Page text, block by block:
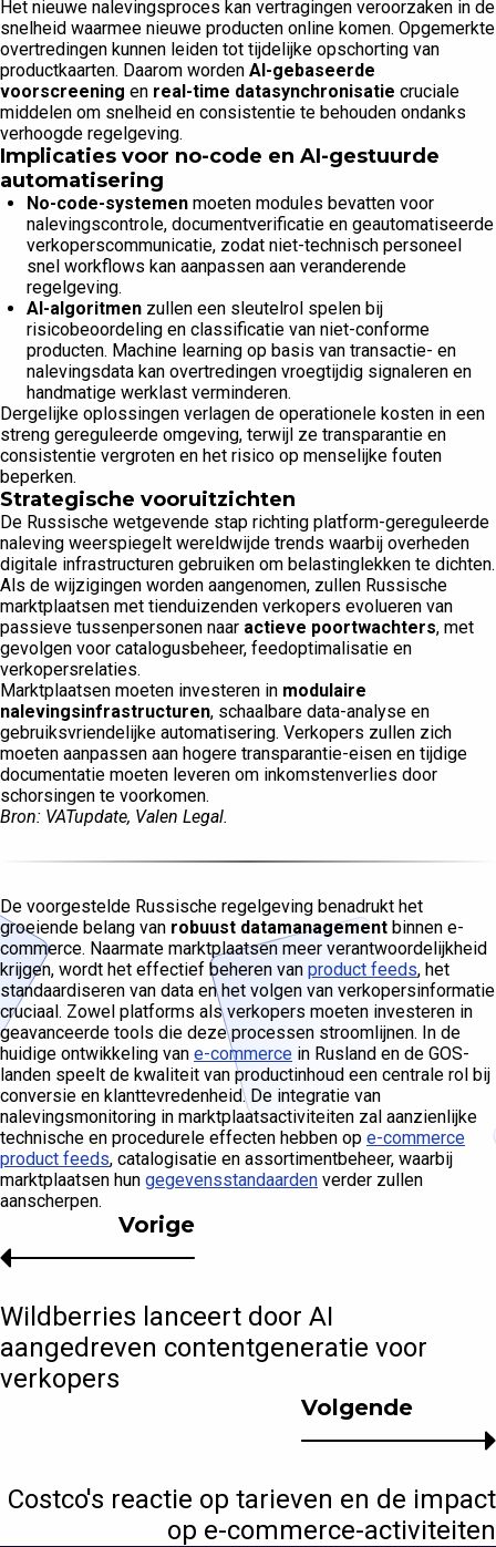
Het nieuwe nalevingsproces kan vertragingen veroorzaken in de
snelheid waarmee nieuwe producten online komen. Opgemerkte
overtredingen kunnen leiden tot tijdelijke opschorting van
productkaarten. Daarom worden AI-gebaseerde
voorscreening en real-time datasynchronisatie cruciale
middelen om snelheid en consistentie te behouden ondanks
verhoogde regelgeving.
Implicaties voor no-code en AI-gestuurde
automatisering
No-code-systemen moeten modules bevatten voor
nalevingscontrole, documentverificatie en geautomatiseerde
verkoperscommunicatie, zodat niet-technisch personeel
snel workflows kan aanpassen aan veranderende
regelgeving.
AI-algoritmen zullen een sleutelrol spelen bij
risicobeoordeling en classificatie van niet-conforme
producten. Machine learning op basis van transactie- en
nalevingsdata kan overtredingen vroegtijdig signaleren en
handmatige werklast verminderen.
Dergelijke oplossingen verlagen de operationele kosten in een
streng gereguleerde omgeving, terwijl ze transparantie en
consistentie vergroten en het risico op menselijke fouten
beperken.
Strategische vooruitzichten
De Russische wetgevende stap richting platform-gereguleerde
naleving weerspiegelt wereldwijde trends waarbij overheden
digitale infrastructuren gebruiken om belastinglekken te dichten.
Als de wijzigingen worden aangenomen, zullen Russische
marktplaatsen met tienduizenden verkopers evolueren van
passieve tussenpersonen naar actieve poortwachters, met
gevolgen voor catalogusbeheer, feedoptimalisatie en
verkopersrelaties.
Marktplaatsen moeten investeren in modulaire
nalevingsinfrastructuren, schaalbare data-analyse en
gebruiksvriendelijke automatisering. Verkopers zullen zich
moeten aanpassen aan hogere transparantie-eisen en tijdige
documentatie moeten leveren om inkomstenverlies door
schorsingen te voorkomen.
Bron: VATupdate, Valen Legal.
De voorgestelde Russische regelgeving benadrukt het
groeiende belang van robuust datamanagement binnen e-
commerce. Naarmate marktplaatsen meer verantwoordelijkheid
krijgen, wordt het effectief beheren van product feeds, het
standaardiseren van data en het volgen van verkopersinformatie
cruciaal. Zowel platforms als verkopers moeten investeren in
geavanceerde tools die deze processen stroomlijnen. In de
huidige ontwikkeling van e-commerce in Rusland en de GOS-
landen speelt de kwaliteit van productinhoud een centrale rol bij
conversie en klanttevredenheid. De integratie van
nalevingsmonitoring in marktplaatsactiviteiten zal aanzienlijke
technische en procedurele effecten hebben op e-commerce
product feeds, catalogisatie en assortimentbeheer, waarbij
marktplaatsen hun gegevensstandaarden verder zullen
aanscherpen.
Volgende
Costco's reactie op tarieven en de impact
op e-commerce-activiteiten
Vorige
Wildberries lanceert door AI
aangedreven contentgeneratie voor
verkopers